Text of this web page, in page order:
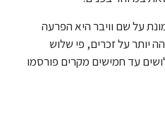
על שם וויבר היא הפרעה
יותר על זכרים, פי שלוש
עד חמישים מקרים פורסמו